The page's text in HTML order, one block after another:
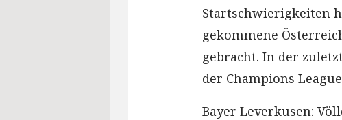
Startschwierigkeiten
gekommene
gebracht. In der
der Champions
Bayer Leverkusen: